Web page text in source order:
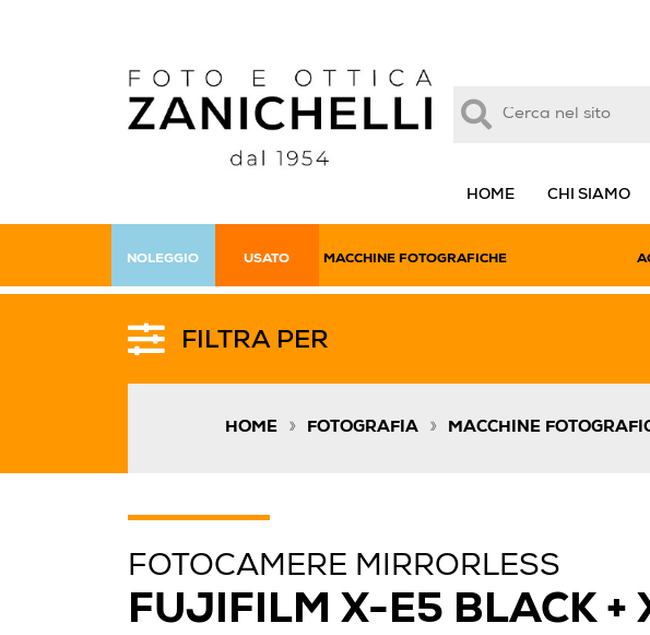
HOME CHI SIAMO
NOLEGGIO USATO MACCHINE FOTOGRAFICHE
FILTRA PER
HOME » FOTOGRAFIA » MACCHINE
FOTOCAMERE MIRRORLESS
FUJIFILM X-E5 BLACK +